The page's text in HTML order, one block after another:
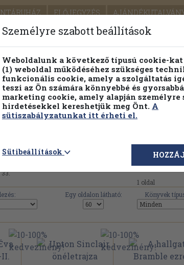
ELŐJEGYZÉS
PILLANATNYI ÁRAINK
Részletes kereső
Epocha Könyvkiadó művei,
1 oldal
Egy oldalon látható: Könyvek
Személyre szabott beállítások
Weboldalunk a következő típusú cookie-
(1) weboldal működéséhez szükséges
funkcionális cookie, amely a szolgáltatás
teszi az Ön számára könnyebbé és
marketing cookie, amely alapján személyre
hirdetésekkel kereshetjük meg Önt. A
sütiszabályzatunkat itt érheti el.
Sütibeállítások